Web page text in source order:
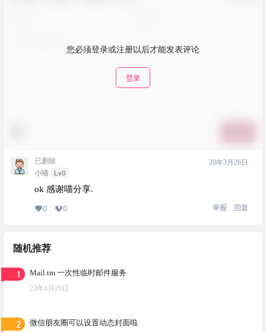
您必须登录或注册以后才能发表评论
登录
已删除
小喵
Lv0
20年3月26日
ok 感谢喵分享.
0 0 举报 回复
随机推荐
1 Mail.tm 一次性临时邮件服务
23年4月20日
2 微信朋友圈可以设置动态封面啦